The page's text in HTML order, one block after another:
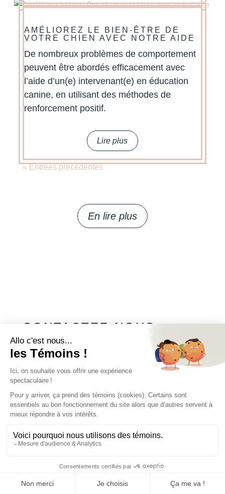
AMÉLIOREZ LE BIEN-ÊTRE DE
VOTRE CHIEN AVEC NOTRE AIDE
De nombreux problèmes de comportement
peuvent être abordés efficacement avec
l’aide d’un(e) intervenant(e) en éducation
canine, en utilisant des méthodes de
renforcement positif.
lire plus
« Entrées précédentes
En lire plus
CONTACTEZ-NOUS